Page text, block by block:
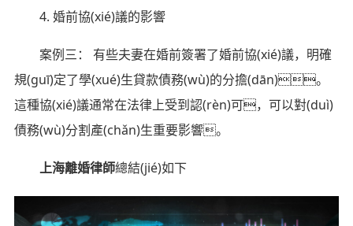
4. 婚前協(xié)議的影響
案例三： 有些夫妻在婚前簽署了婚前協(xié)議，明確
規(guī)定了學(xué)生貸款債務(wù)的分擔(dān)。
這種協(xié)議通常在法律上受到認(rèn)可，可以對(duì)
債務(wù)分割產(chǎn)生重要影響。
上海離婚律師總結(jié)如下